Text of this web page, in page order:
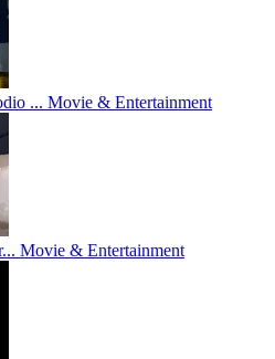
... Movie & Entertainment
Movie & Entertainment